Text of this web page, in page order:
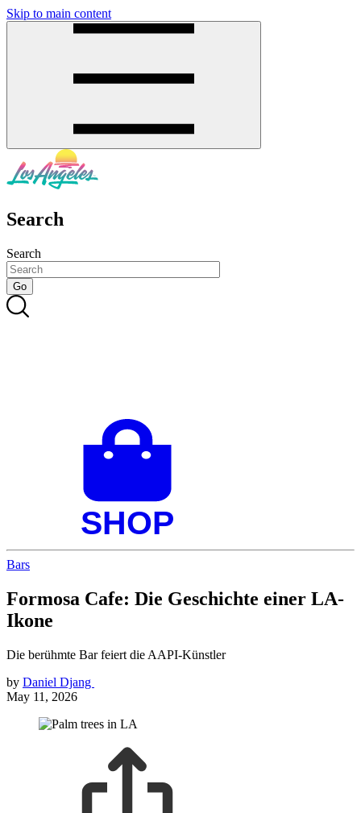
Skip to main content
Search
Search
Bars
Formosa Cafe: Die Geschichte einer LA-
Ikone
Die berühmte Bar feiert die AAPI-Künstler
by Daniel Djang
May 11, 2026